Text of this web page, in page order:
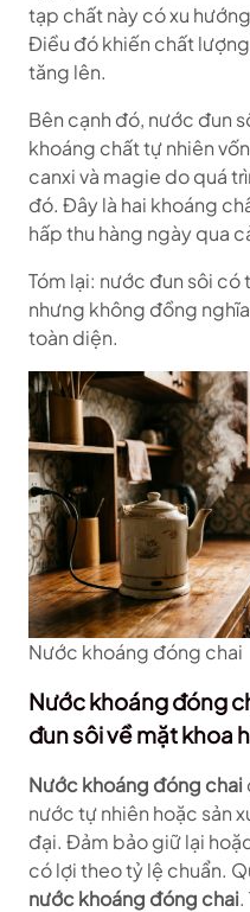
tạp chất này có xu
Điều đó khiến chất
tăng lên.
Bên cạnh đó, nước đun
khoáng chất tự nhiên
canxi và magie do quá
đó. Đây là hai khoáng
hấp thu hàng ngày qua
Tóm lại: nước đun sôi có
nhưng không đồng
toàn diện.
Nước khoáng đóng chai
Nước khoáng đóng
đun sôi về mặt khoa
Nước khoáng đóng chai
nước tự nhiên hoặc sản
đại. Đảm bảo giữ lại
có lợi theo tỷ lệ chuẩn.
nước khoáng đóng chai.